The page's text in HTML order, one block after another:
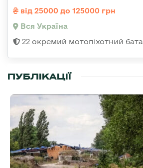
від 25000 до 125000 грн
Вся Україна
22 окремий мотопіхотний
ПУБЛІКАЦІЇ